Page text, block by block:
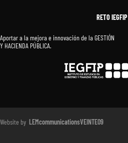
RETO IEGFIP
Aportar a la mejora e innovación de la GESTIÓN
Y HACIENDA PÚBLICA.
Website by LEMcommunicationsVEINTE09